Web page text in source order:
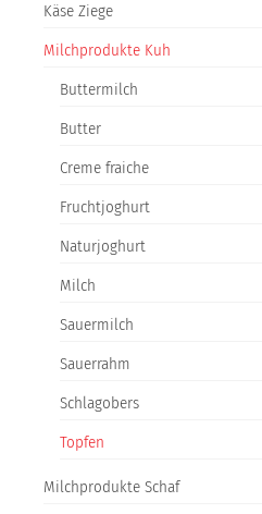
Käse Ziege
Milchprodukte Kuh
Buttermilch
Butter
Creme fraiche
Fruchtjoghurt
Naturjoghurt
Milch
Sauermilch
Sauerrahm
Schlagobers
Topfen
Milchprodukte Schaf